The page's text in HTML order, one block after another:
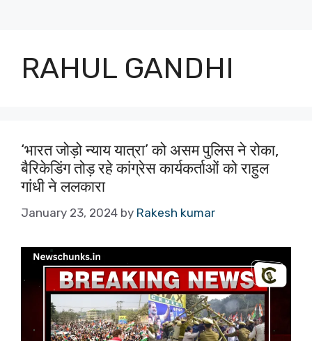
RAHUL GANDHI
‘भारत जोड़ो न्याय यात्रा’ को असम पुलिस ने रोका,
बैरिकेडिंग तोड़ रहे कांग्रेस कार्यकर्ताओं को राहुल
गांधी ने ललकारा
January 23, 2024 by Rakesh kumar